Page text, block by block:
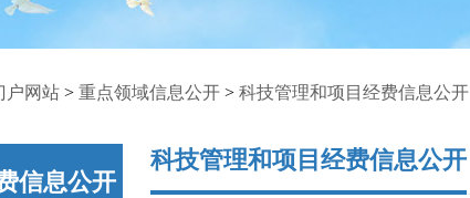
户网站 > 重点领域信息公开 > 科技管理和项目经费信息公开
信息公开
科技管理和项目经费信息公开